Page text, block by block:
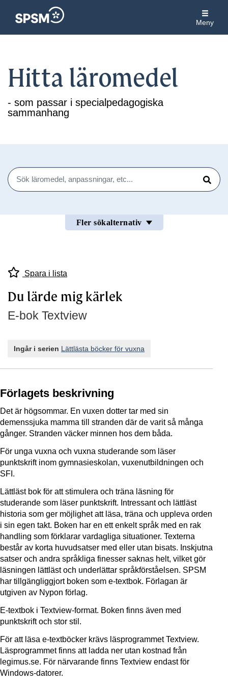
Meny
Hitta läromedel
- som passar i specialpedagogiska
sammanhang
Sök
Sök
Fler sökalternativ
Spara i lista
Du lärde mig kärlek
E-bok Textview
Ingår i serien Lättlästa böcker för vuxna
Förlagets beskrivning
Det är högsommar. En vuxen dotter tar med sin
demenssjuka mamma till stranden där de varit så många
gånger. Stranden väcker minnen hos dem båda.
För unga vuxna och vuxna studerande som läser
punktskrift inom gymnasieskolan, vuxenutbildningen och
SFI.
Lättläst bok för att stimulera och träna läsning för
studerande som läser punktskrift. Intressant och lättläst
historia som ger möjlighet att läsa, träna och uppleva orden
i sin egen takt. Boken har en ett enkelt språk med en rak
handling som förklarar vardagliga situationer. Texterna
består av korta huvudsatser med eller utan bisats. Inskjutna
satser och andra språkliga finesser saknas helt, vilket gör
läsningen lättläst och underlättar språkförståelsen. SPSM
har tillgängliggjort boken som e-textbok. Förlagan är
utgiven av Nypon förlag.
E-textbok i Textview-format. Boken finns även med
punktskrift och stor stil.
För att läsa e-textböcker krävs läsprogrammet Textview.
Läsprogrammet finns att ladda ner utan kostnad från
legimus.se. För närvarande finns Textview endast för
Windows-datorer.